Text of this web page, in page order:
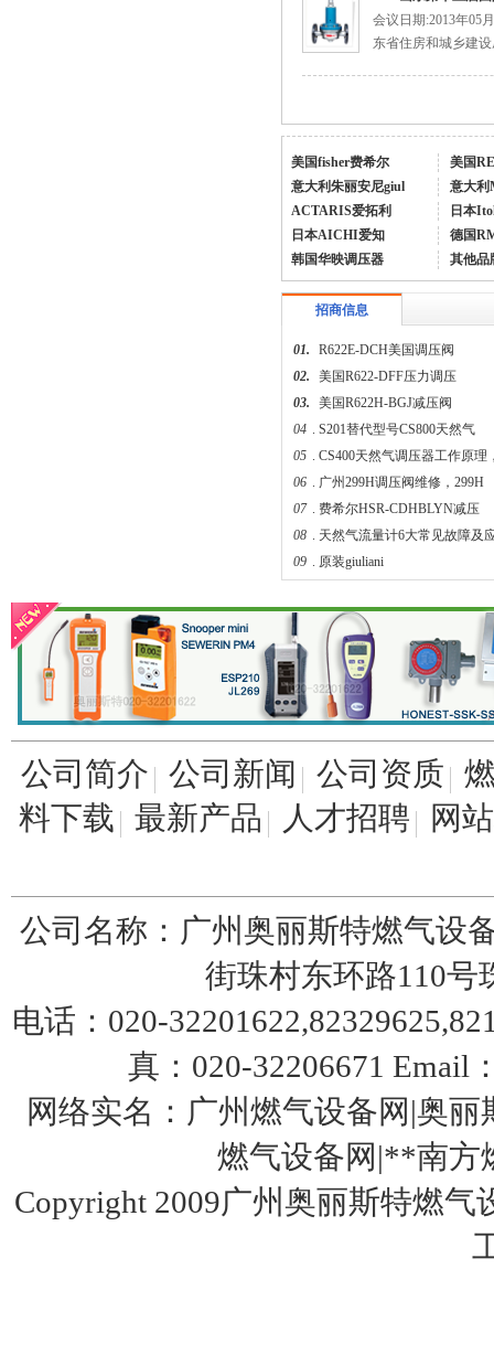
627-576美国fisher燃气调压阀
费希尔299H美国fisher调压器
会议日期:2013年05
东省住房和城乡建
美国fisher费希尔
美国
意大利朱丽安尼giul
意大利
ACTARIS爱拓利
日本
日本AICHI爱知
德国
韩国华映调压器
其他品
招商信息
01.
R622E-DCH美国调压阀
02.
美国R622-DFF压力调压
03.
美国R622H-BGJ减压阀
04 . S201替代型号CS800天然气
05 . CS400天然气调压器工作原理
06 . 广州299H调压阀维修，299H
07 . 费希尔HSR-CDHBLYN减压
08 . 天然气流量计6大常见故障及
09 . 原装giuliani
公司简介 公司新闻 公司资质
料下载 最新产品 人才招聘 网
公司名称：广州奥丽斯特燃气设
街珠村东环路110号
电话：020-
真：020-32206671 Email
网络实名：广州燃气设备网|奥
燃气设备网|**南方
Copyright 2009广州奥丽斯特燃气